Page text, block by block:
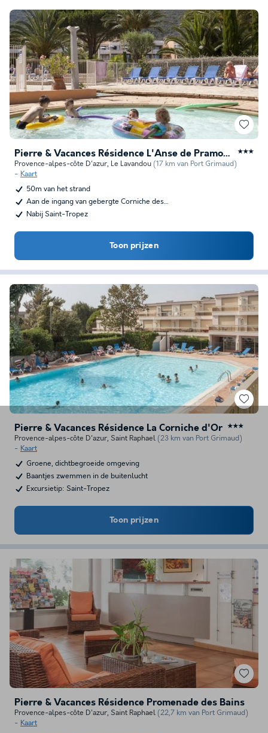
Pierre & Vacances Résidence L'Anse de Pramousquier ★★★
Provence-alpes-côte D'azur, Le Lavandou (17 km van Port Grimaud)
Kaart
50m van het strand
Aan de ingang van gebergte Corniche des…
Nabij Saint-Tropez
Toon prijzen
Pierre & Vacances Résidence La Corniche d'Or ★★★
Provence-alpes-côte D'azur, Saint Raphael (23 km van Port Grimaud)
Kaart
Groene, dichtbegroeide omgeving
Baantjes zwemmen in de buitenlucht
Excursietip: Saint-Tropez
Toon prijzen
Pierre & Vacances Résidence Promenade des Bains
Provence-alpes-côte D'azur, Saint Raphael (22,7 km van Port Grimaud)
Kaart